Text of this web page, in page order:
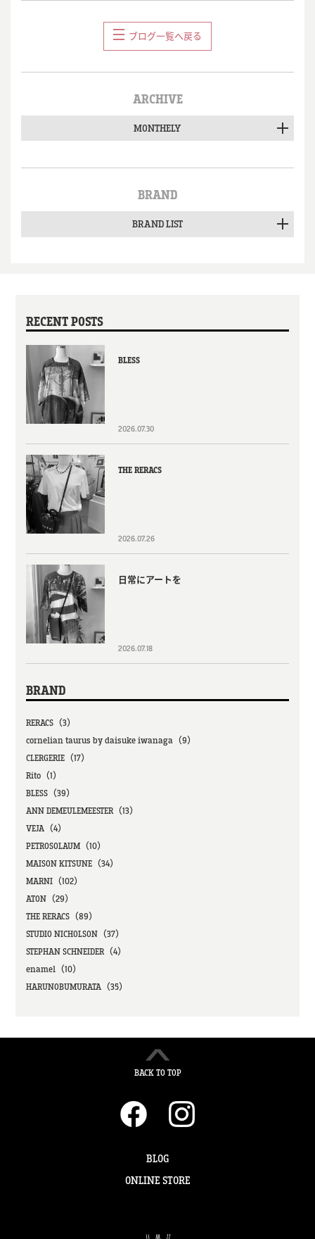
ブログ一覧へ戻る
ARCHIVE
MONTHELY
BRAND
BRAND LIST
RECENT POSTS
BLESS
2026.07.30
THE RERACS
2026.07.26
日常にアートを
2026.07.18
BRAND
RERACS（3）
cornelian taurus by daisuke iwanaga（9）
CLERGERIE（17）
Rito（1）
BLESS（39）
ANN DEMEULEMEESTER（13）
VEJA（4）
PETROSOLAUM（10）
MAISON KITSUNE（34）
MARNI（102）
ATON（29）
THE RERACS（89）
STUDIO NICHOLSON（37）
STEPHAN SCHNEIDER（4）
enamel（10）
HARUNOBUMURATA（35）
BACK TO TOP
BLOG
ONLINE STORE